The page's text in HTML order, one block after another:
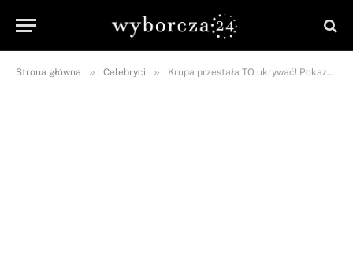
Strona główna » Celebryci » Krupa przestała TO ukrywać! Pokazała BRZUCH po ciąży!